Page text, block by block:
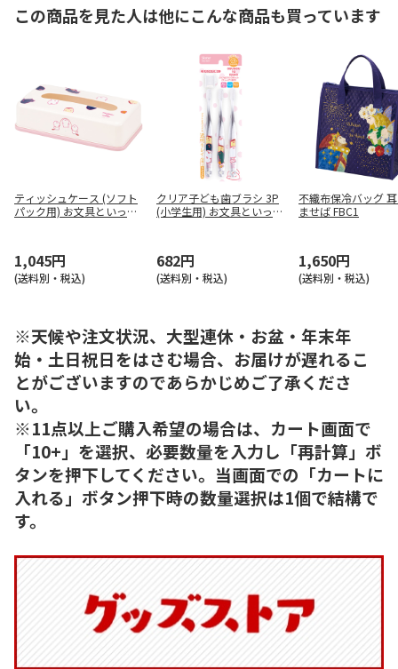
この商品を見た人は他にこんな商品も買っています
ティッシュケース (ソフト
パック用) お文具といっし
1,045円
(送料別・税込)
クリア子ども歯ブラシ 3P
(小学生用) お文具といっし
682円
(送料別・税込)
不織布保冷バッグ
ませば FBC1
1,650円
(送料別・税込)
※天候や注文状況、大型連休・お盆・年末年
始・土日祝日をはさむ場合、お届けが遅れるこ
とがございますのであらかじめご了承くださ
い。
※11点以上ご購入希望の場合は、カート画面で
「10+」を選択、必要数量を入力し「再計算」ボ
タンを押下してください。当画面での「カートに
入れる」ボタン押下時の数量選択は1個で結構で
す。